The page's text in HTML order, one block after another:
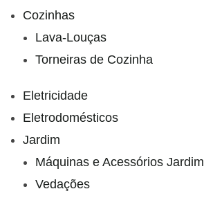
Cozinhas
Lava-Louças
Torneiras de Cozinha
Eletricidade
Eletrodomésticos
Jardim
Máquinas e Acessórios Jardim
Vedações